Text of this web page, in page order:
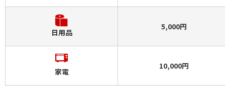
日用品
5,000円
家電
10,000円